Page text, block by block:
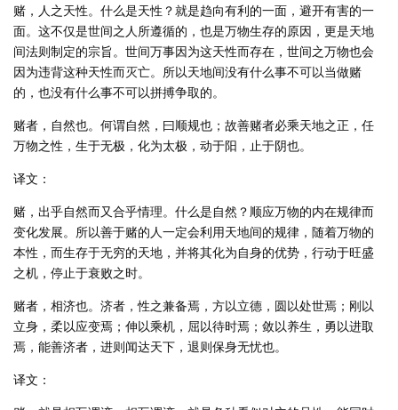
赌，人之天性。什么是天性？就是趋向有利的一面，避开有害的一
面。这不仅是世间之人所遵循的，也是万物生存的原因，更是天地
间法则制定的宗旨。世间万事因为这天性而存在，世间之万物也会
因为违背这种天性而灭亡。所以天地间没有什么事不可以当做赌
的，也没有什么事不可以拼搏争取的。
赌者，自然也。何谓自然，曰顺规也；故善赌者必乘天地之正，任
万物之性，生于无极，化为太极，动于阳，止于阴也。
译文：
赌，出乎自然而又合乎情理。什么是自然？顺应万物的内在规律而
变化发展。所以善于赌的人一定会利用天地间的规律，随着万物的
本性，而生存于无穷的天地，并将其化为自身的优势，行动于旺盛
之机，停止于衰败之时。
赌者，相济也。济者，性之兼备焉，方以立德，圆以处世焉；刚以
立身，柔以应变焉；伸以乘机，屈以待时焉；敛以养生，勇以进取
焉，能善济者，进则闻达天下，退则保身无忧也。
译文：